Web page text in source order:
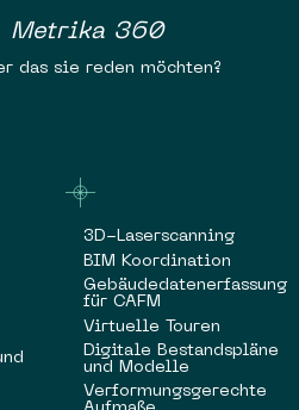
360
das sie reden möchten?
3D-Laserscanning
BIM Koordination
Gebäudedatenerfassung
für CAFM
Virtuelle Touren
Digitale Bestandspläne
und Modelle
Verformungsgerechte